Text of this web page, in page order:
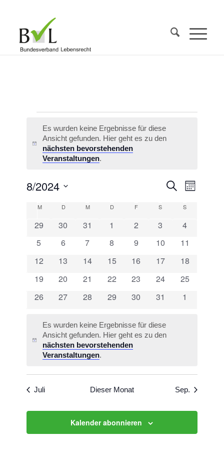
Veranstaltungen
Hinweis
Es wurden keine Ergebnisse für diese
Ansicht gefunden. Hier geht es zu den
nächsten bevorstehenden
Veranstaltungen.
Suche
Monat
8/2024
Kalender
von
Veranstaltungen
MMontag DDienstagM MittwochD Donnerstag
FFreitag S SamstagS
0
29
0
30
0
31
0
1
0
2
0
3
0
4
0
5
0
6
0
7
0
8
0
9
0
10
0
11
0
12
0
13
0
14
0
15
0
16
0
17
0
18
0
19
0
20
0
21
0
22
0
23
0
24
0
25
0
26
0
27
0
28
0
29
0
30
0
31
0
1
Hinweis
Es wurden keine Ergebnisse für diese
Ansicht gefunden. Hier geht es zu den
nächsten bevorstehenden
Veranstaltungen.
Juli Dieser Monat Sep.
Kalender abonnieren